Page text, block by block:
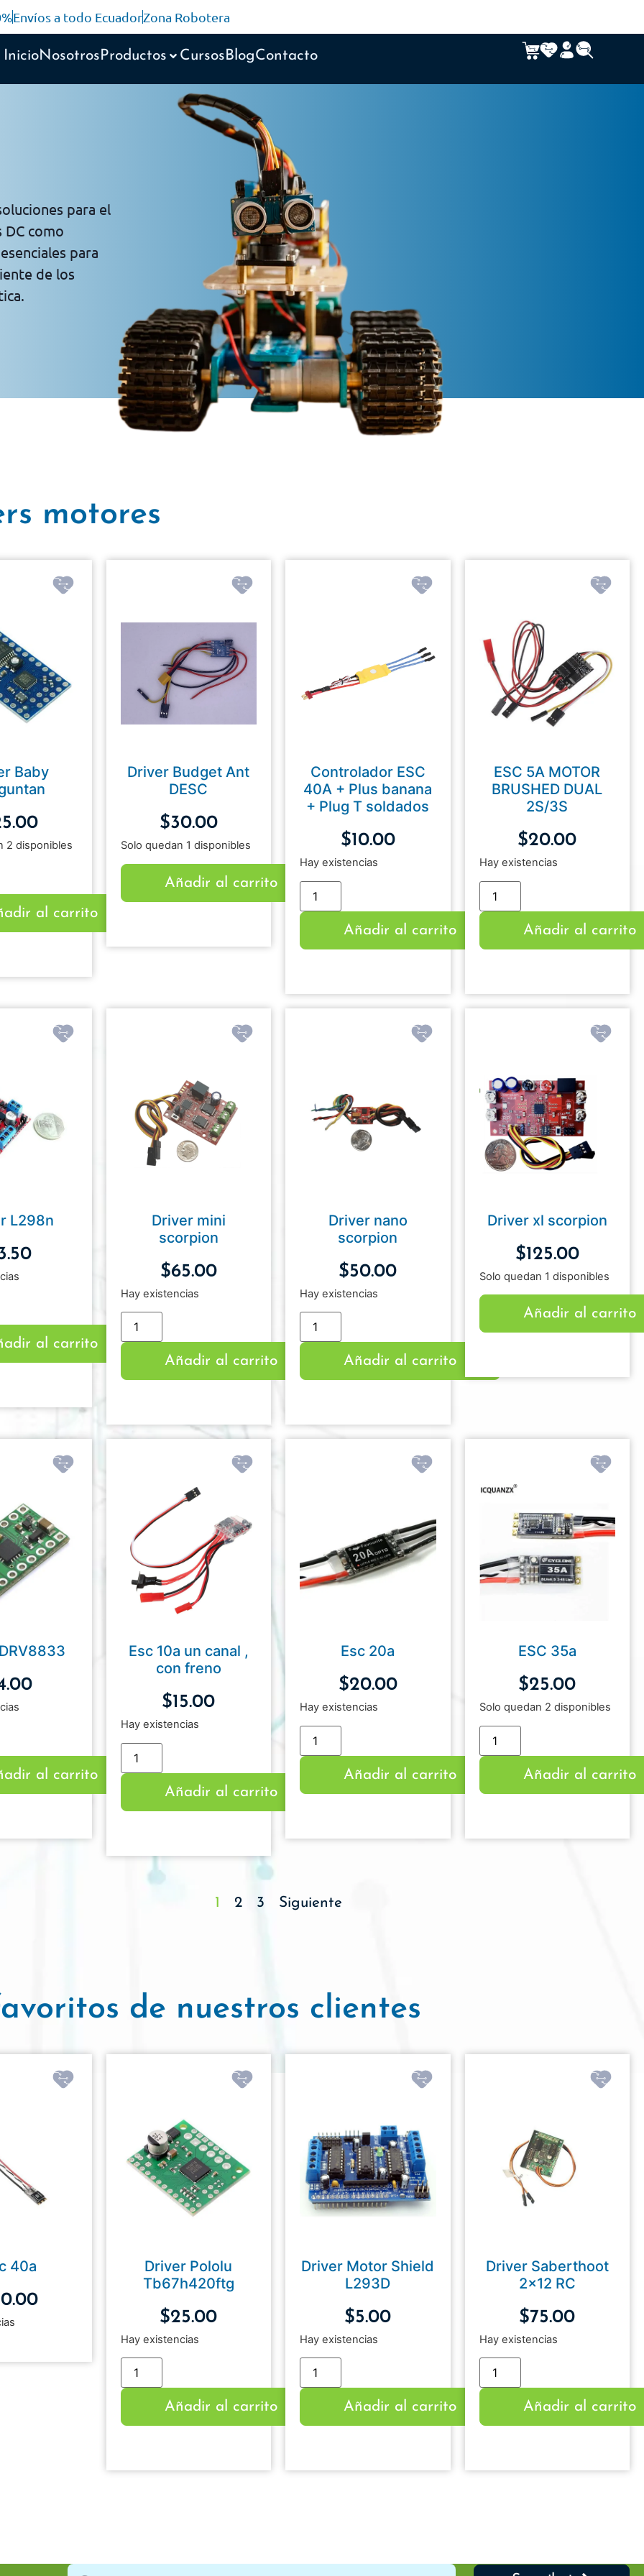
Envíos a todo EcuadorZona Robotera
InicioNosotros Productos Cursos BlogContacto
para el
como
para
de los
motores
Baby
2 disponibles
al carrito
Driver Budget Ant
DESC
$30.00
Solo quedan 1 disponibles
Añadir al carrito
Controlador ESC
40A + Plus banana
+ Plug T soldados
$10.00
Hay existencias
Añadir al carrito
ESC 5A MOTOR
BRUSHED DUAL
2S/3S
$20.00
Hay existencias
Añadir al carrito
L298n
al carrito
Driver mini
scorpion
$65.00
Hay existencias
Añadir al carrito
Driver nano
scorpion
$50.00
Hay existencias
Añadir al carrito
Driver xl scorpion
$125.00
Solo quedan 1 disponibles
Añadir al carrito
al carrito
Esc 10a un canal ,
con freno
$15.00
Hay existencias
Añadir al carrito
Esc 20a
$20.00
Hay existencias
Añadir al carrito
ESC 35a
$25.00
Solo quedan 2 disponibles
Añadir al carrito
1 2 3 Siguiente
de nuestros clientes
40a
Driver Pololu
Tb67h420ftg
$25.00
Hay existencias
Añadir al carrito
Driver Motor Shield
L293D
$5.00
Hay existencias
Añadir al carrito
Driver Saberthoot
2×12 RC
$75.00
Hay existencias
Añadir al carrito